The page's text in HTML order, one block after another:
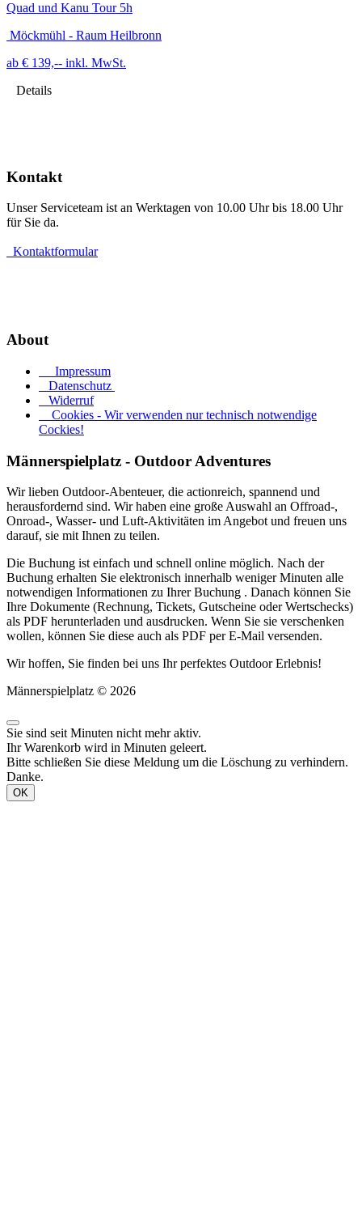
Quad und Kanu Tour 5h
Möckmühl - Raum Heilbronn
ab € 139,-- inkl. MwSt.
Details
Kontakt
Unser Serviceteam ist an Werktagen von 10.00 Uhr bis 18.00 Uhr
für Sie da.
Kontaktformular
About
Impressum
Datenschutz
Widerruf
Cookies - Wir verwenden nur technisch notwendige
Cockies!
Männerspielplatz - Outdoor Adventures
Wir lieben Outdoor-Abenteuer, die actionreich, spannend und
herausfordernd sind. Wir haben eine große Auswahl an Offroad-,
Onroad-, Wasser- und Luft-Aktivitäten im Angebot und freuen uns
darauf, sie mit Ihnen zu teilen.
Die Buchung ist einfach und schnell online möglich. Nach der
Buchung erhalten Sie elektronisch innerhalb weniger Minuten alle
notwendigen Informationen zu Ihrer Buchung . Danach können Sie
Ihre Dokumente (Rechnung, Tickets, Gutscheine oder Wertschecks)
als PDF herunterladen und ausdrucken. Wenn Sie sie verschenken
wollen, können Sie diese auch als PDF per E-Mail versenden.
Wir hoffen, Sie finden bei uns Ihr perfektes Outdoor Erlebnis!
Männerspielplatz © 2026
Sie sind seit Minuten nicht mehr aktiv.
Ihr Warenkorb wird in Minuten geleert.
Bitte schließen Sie diese Meldung um die Löschung zu verhindern.
Danke.
OK